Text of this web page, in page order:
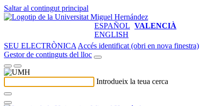
Saltar al contingut principal
ESPAÑOL VALENCIÀ
ENGLISH
SEU ELECTRÒNICA Accés identificat (obri en nova finestra)
Gestor de continguts del lloc
Introdueix la teua cerca